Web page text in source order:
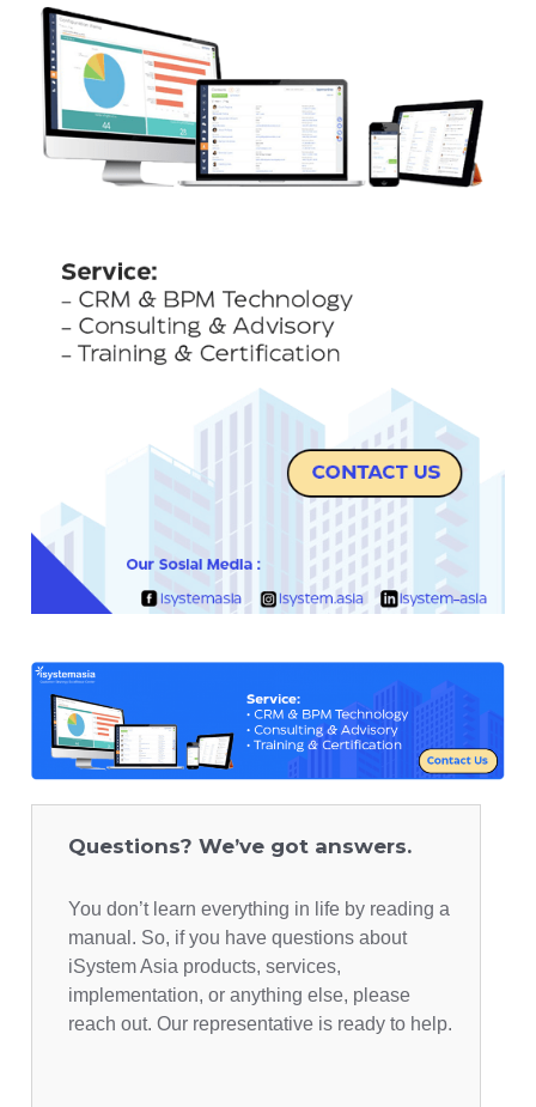
Questions? We’ve got answers.
You don’t learn everything in life by reading a
manual. So, if you have questions about
iSystem Asia products, services,
implementation, or anything else, please
reach out. Our representative is ready to help.